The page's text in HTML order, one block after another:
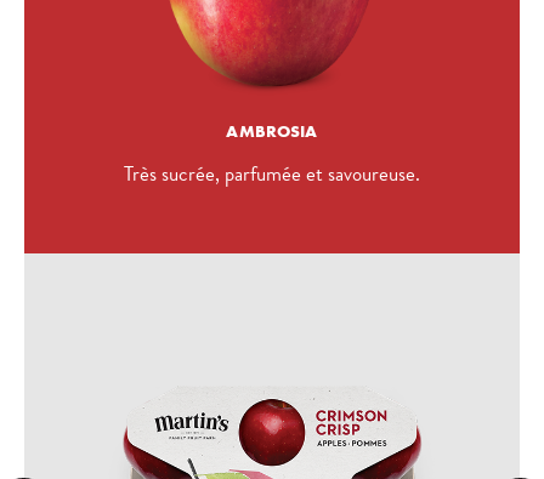
AMBROSIA
Très sucrée, parfumée et savoureuse.